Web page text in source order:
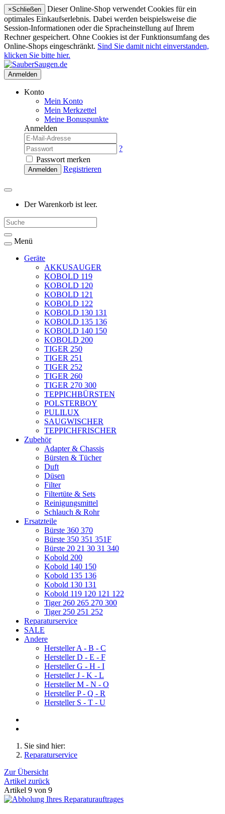
×Schließen
Dieser Online-Shop verwendet Cookies für ein
optimales Einkaufserlebnis. Dabei werden beispielsweise die
Session-Informationen oder die Spracheinstellung auf Ihrem
Rechner gespeichert. Ohne Cookies ist der Funktionsumfang des
Online-Shops eingeschränkt. Sind Sie damit nicht einverstanden,
klicken Sie bitte hier.
Anmelden
Konto
Mein Konto
Mein Merkzettel
Meine Bonuspunkte
Anmelden
?
Passwort merken
Anmelden Registrieren
Der Warenkorb ist leer.
Menü
Geräte
AKKUSAUGER
KOBOLD 119
KOBOLD 120
KOBOLD 121
KOBOLD 122
KOBOLD 130 131
KOBOLD 135 136
KOBOLD 140 150
KOBOLD 200
TIGER 250
TIGER 251
TIGER 252
TIGER 260
TIGER 270 300
TEPPICHBÜRSTEN
POLSTERBOY
PULILUX
SAUGWISCHER
TEPPICHFRISCHER
Zubehör
Adapter & Chassis
Bürsten & Tücher
Duft
Düsen
Filter
Filtertüte & Sets
Reinigungsmittel
Schlauch & Rohr
Ersatzteile
Bürste 360 370
Bürste 350 351 351F
Bürste 20 21 30 31 340
Kobold 200
Kobold 140 150
Kobold 135 136
Kobold 130 131
Kobold 119 120 121 122
Tiger 260 265 270 300
Tiger 250 251 252
Reparaturservice
SALE
Andere
Hersteller A - B - C
Hersteller D - E - F
Hersteller G - H - I
Hersteller J - K - L
Hersteller M - N - O
Hersteller P - Q - R
Hersteller S - T - U
Sie sind hier:
Reparaturservice
Zur Übersicht
Artikel zurück
Artikel 9 von 9